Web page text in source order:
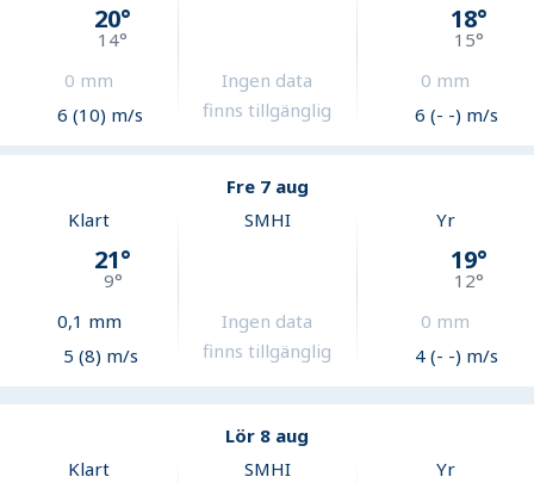
20°
14°
0 mm
6 (10) m/s
Ingen data
finns tillgänglig
18°
15°
0 mm
6 (- -) m/s
Fre 7 aug
Klart
21°
9°
0,1 mm
5 (8) m/s
SMHI
Ingen data
finns tillgänglig
Yr
19°
12°
0 mm
4 (- -) m/s
Lör 8 aug
Klart
SMHI Yr